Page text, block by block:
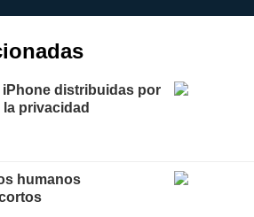
iPhone distribuidas por
la privacidad
humanos